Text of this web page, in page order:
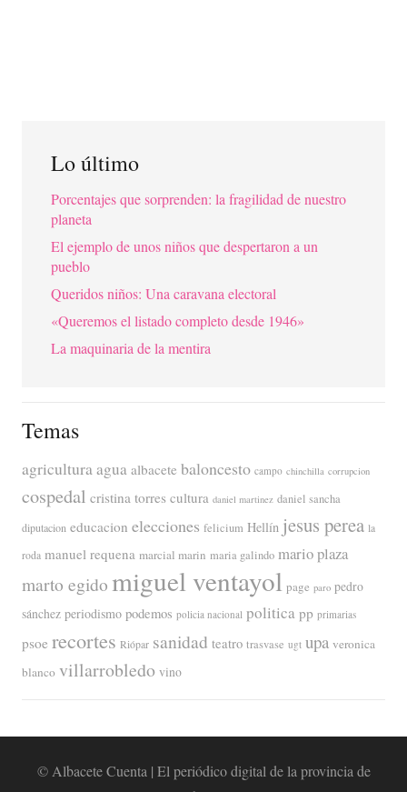
Lo último
Porcentajes que sorprenden: la fragilidad de nuestro
planeta
El ejemplo de unos niños que despertaron a un
pueblo
Queridos niños: Una caravana electoral
«Queremos el listado completo desde 1946»
La maquinaria de la mentira
Temas
agriculturaagua albacete baloncesto campo chinchilla corrupcion
cospedal cristina torres cultura daniel martinez daniel sancha
diputacion educacion elecciones felicium Hellín jesus perea la
roda manuel requena marcial marin maria galindo mario plaza
marto egidomiguel ventayol page paro pedro
sánchez periodismo podemos policia nacional politica pp primarias
psoe recortes Riópar sanidad teatro trasvase ugt upa veronica
blanco villarrobledo vino
© Albacete Cuenta | El periódico digital de la provincia de